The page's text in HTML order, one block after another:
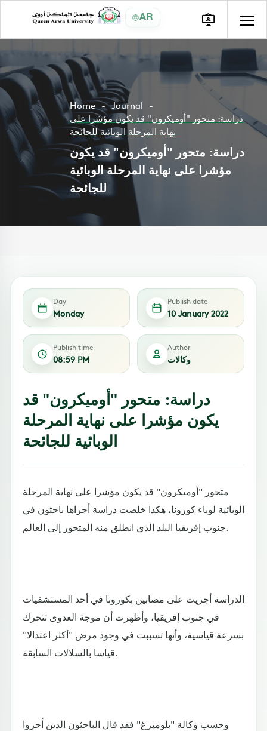
AR
Home
Journal
دراسة: متحور "أوميكرون" قد يكون مؤشرا على
نهاية المرحلة الوبائية للجائحة
دراسة: متحور "أوميكرون" قد يكون
مؤشرا على نهاية المرحلة الوبائية
للجائحة
Day
Monday
Publish date
10 January 2022
Publish time
08:59 PM
Author
وكالات
دراسة: متحور "أوميكرون" قد
يكون مؤشرا على نهاية المرحلة
الوبائية للجائحة
متحور "أوميكرون" قد يكون مؤشرا على نهاية المرحلة
الوبائية لوباء كورونا، هكذا خلصت دراسة أجراها باحثون في
جنوب إفريقيا البلد الذي انطلق منه المتحور إلى العالم.
الدراسة أجريت على مصابين بكورونا في أحد المستشفيات
في جنوب إفريقيا، وأظهرت أن موجة العدوى تتحرك
بسرعة قياسية، وأنها تسببت في وجود مرض "أكثر اعتدالا"
قياسا بالسلالات السابقة.
وحسب وكالة "بلومبرغ" فقد قال الباحثون الذين أجروا